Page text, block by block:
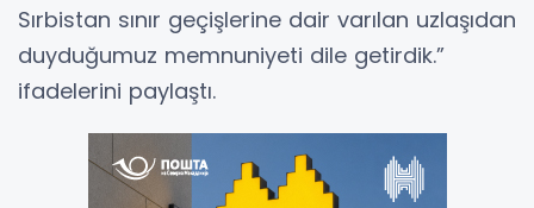
Sırbistan sınır geçişlerine dair varılan uzlaşıdan
duyduğumuz memnuniyeti dile getirdik.”
ifadelerini paylaştı.